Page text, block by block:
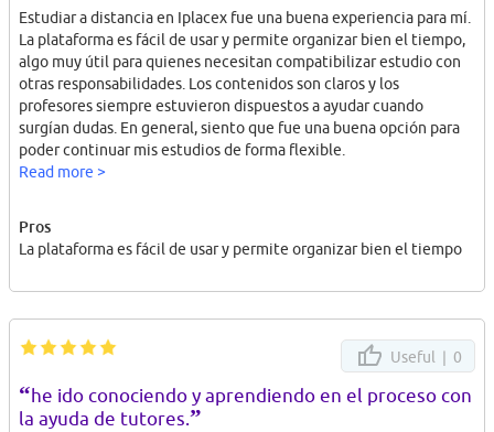
Estudiar a distancia en Iplacex fue una buena experiencia para mí.
La plataforma es fácil de usar y permite organizar bien el tiempo,
algo muy útil para quienes necesitan compatibilizar estudio con
otras responsabilidades. Los contenidos son claros y los
profesores siempre estuvieron dispuestos a ayudar cuando
surgían dudas. En general, siento que fue una buena opción para
poder continuar mis estudios de forma flexible.
Read more >
Pros
La plataforma es fácil de usar y permite organizar bien el tiempo
Useful | 0
“he ido conociendo y aprendiendo en el proceso con
la ayuda de tutores.”